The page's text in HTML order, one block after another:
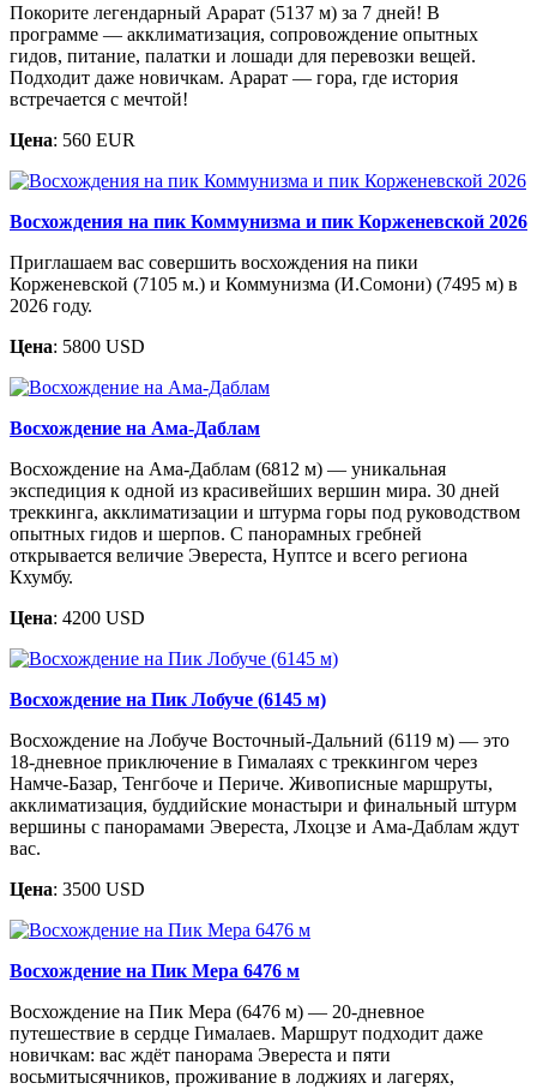
Покорите легендарный Арарат (5137 м) за 7 дней! В
программе — акклиматизация, сопровождение опытных
гидов, питание, палатки и лошади для перевозки вещей.
Подходит даже новичкам. Арарат — гора, где история
встречается с мечтой!
Цена: 560 EUR
Восхождения на пик Коммунизма и пик Корженевской 2026
Приглашаем вас совершить восхождения на пики
Корженевской (7105 м.) и Коммунизма (И.Сомони) (7495 м) в
2026 году.
Цена: 5800 USD
Восхождение на Ама-Даблам
Восхождение на Ама-Даблам (6812 м) — уникальная
экспедиция к одной из красивейших вершин мира. 30 дней
треккинга, акклиматизации и штурма горы под руководством
опытных гидов и шерпов. С панорамных гребней
открывается величие Эвереста, Нуптсе и всего региона
Кхумбу.
Цена: 4200 USD
Восхождение на Пик Лобуче (6145 м)
Восхождение на Лобуче Восточный-Дальний (6119 м) — это
18-дневное приключение в Гималаях с треккингом через
Намче-Базар, Тенгбоче и Периче. Живописные маршруты,
акклиматизация, буддийские монастыри и финальный штурм
вершины с панорамами Эвереста, Лхоцзе и Ама-Даблам ждут
вас.
Цена: 3500 USD
Восхождение на Пик Мера 6476 м
Восхождение на Пик Мера (6476 м) — 20-дневное
путешествие в сердце Гималаев. Маршрут подходит даже
новичкам: вас ждёт панорама Эвереста и пяти
восьмитысячников, проживание в лоджиях и лагерях,